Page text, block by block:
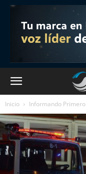
Inicio Informando Primero